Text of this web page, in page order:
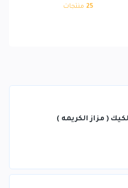
25 منتجات
( مزاز الكريمه )